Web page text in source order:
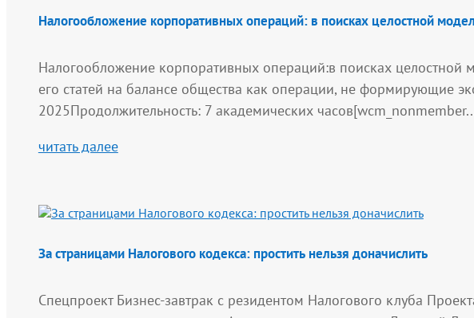
Налогообложение корпоративных операций: в поисках целостной
Налогообложение корпоративных операций:в поисках целостной
его статей на балансе общества как операции, не формирующие
2025Продолжительность: 7 академических
читать далее
За страницами Налогового кодекса: простить нельзя доначислить
Спецпроект Бизнес-завтрак с резидентом Налогового клуба